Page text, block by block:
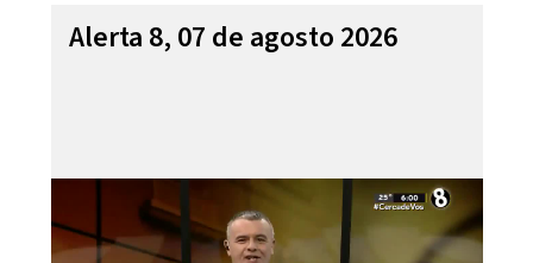
Alerta 8, 07 de agosto 2026